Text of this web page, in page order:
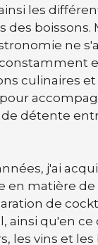
les
des boissons.
ne
culinaires
détente
j'ai
en matière
de
ainsi qu'en
les vins et les